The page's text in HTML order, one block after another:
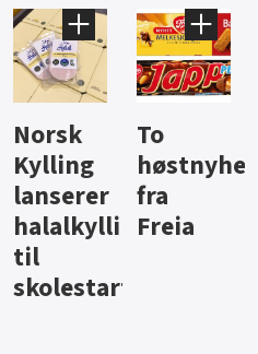
Knalltall
for Açai
Bowl
Aass vil
bli
førstevalg
i lite-